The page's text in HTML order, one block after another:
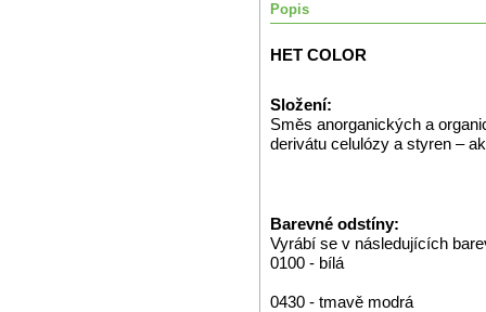
Popis
HET COLOR
Složení:
Směs anorganických a
derivátu celulózy a styren –
Barevné odstíny:
Vyrábí se v následujících
0100 - bílá
0430 - tmavě modrá